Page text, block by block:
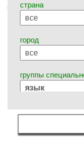
страна
город
группы
язык обучения